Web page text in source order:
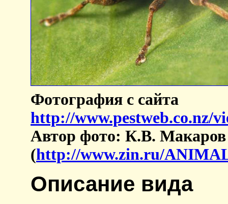
Фотография с сайта
http://www.pestweb.co.nz/
Автор фото: К.В. Макаров
(http://www.zin.ru/
Описание вида